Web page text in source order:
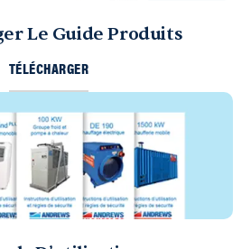
Le Guide Produits
TÉLÉCHARGER